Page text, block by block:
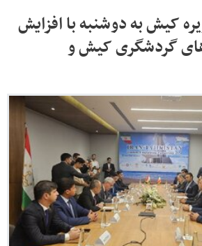
کیش به دوشنبه با افزایش
گردشگری کیش و